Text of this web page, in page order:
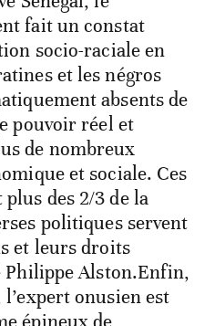
fait un constat
socio-raciale en
et les négros
absents de
pouvoir réel et
de nombreux
et sociale. Ces
des 2/3 de la
politiques servent
et leurs droits
Philippe Alston.Enfin,
onusien est